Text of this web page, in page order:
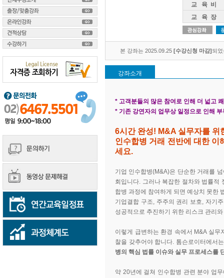
교 육 비
교 육 장
본 강좌는 2025.09.25 [수강신청 마감]되
강좌소개
* 고객분들의 많은 참여로 인해 더 넓고
* 기존 강연자의 업무상 일정으로 인해
6시간 완성! M&A 실무자를 위
인수합병 거래 전반에 대한 이
세요.
기업 인수합병(M&A)은 단순한 거래를
회입니다. 그러나 복잡한 절차와 법률적
합병 과정에 참여하게 되면 예상치 못한
기업결합 구조, 주주의 권리 보호, 자기
성공적으로 추진하기 위한 리스크 관리
이렇게 급변하는 환경 속에서 M&A 실
찰을 갖추어야 합니다. 톰슨로이터에서
병의 핵심 법률 이슈와 실무 프로세스를
약 20년에 걸쳐 인수합병 관련 분야 업